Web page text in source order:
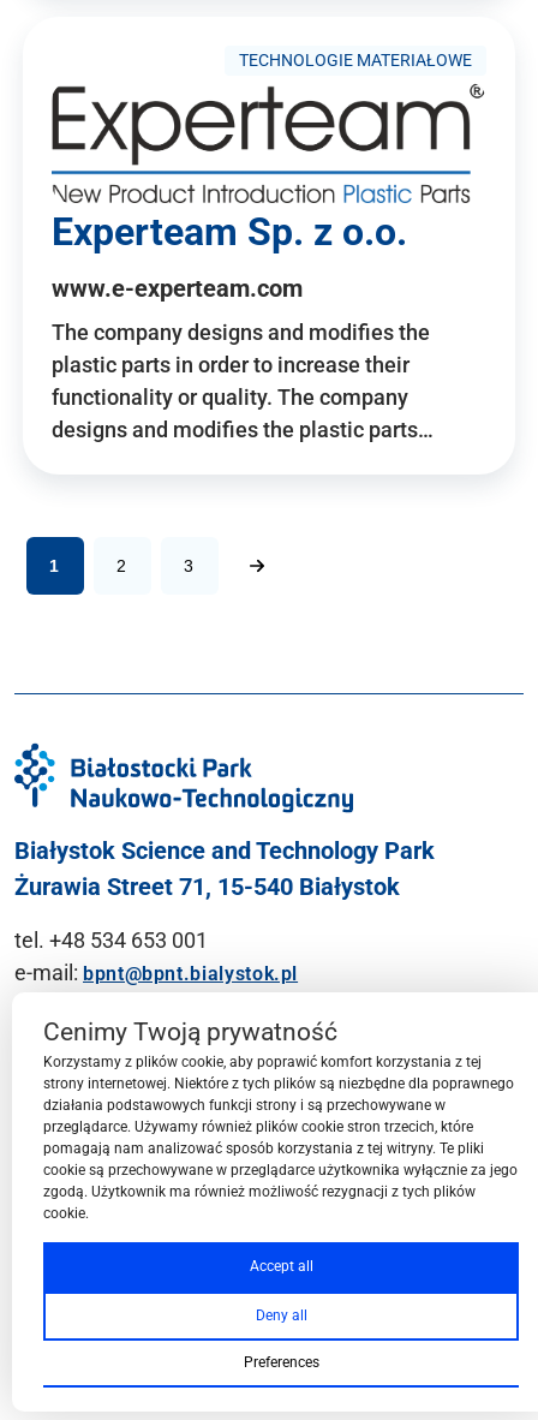
TECHNOLOGIE MATERIAŁOWE
Experteam Sp. z o.o.
www.e-experteam.com
The company designs and modifies the
plastic parts in order to increase their
functionality or quality. The company
designs and modifies the plastic parts…
1 2 3
Białystok Science and Technology Park
Żurawia Street 71, 15-540 Białystok
tel. +48 534 653 001
e-mail: bpnt@bpnt.bialystok.pl
Contact
BPN-T Area
BPN-T Offer
Cenimy Twoją prywatność
Korzystamy z plików cookie, aby poprawić komfort korzystania z tej
strony internetowej. Niektóre z tych plików są niezbędne dla poprawnego
działania podstawowych funkcji strony i są przechowywane w
przeglądarce. Używamy również plików cookie stron trzecich, które
pomagają nam analizować sposób korzystania z tej witryny. Te pliki
cookie są przechowywane w przeglądarce użytkownika wyłącznie za jego
zgodą. Użytkownik ma również możliwość rezygnacji z tych plików
cookie.
Accept all
Deny all
Preferences